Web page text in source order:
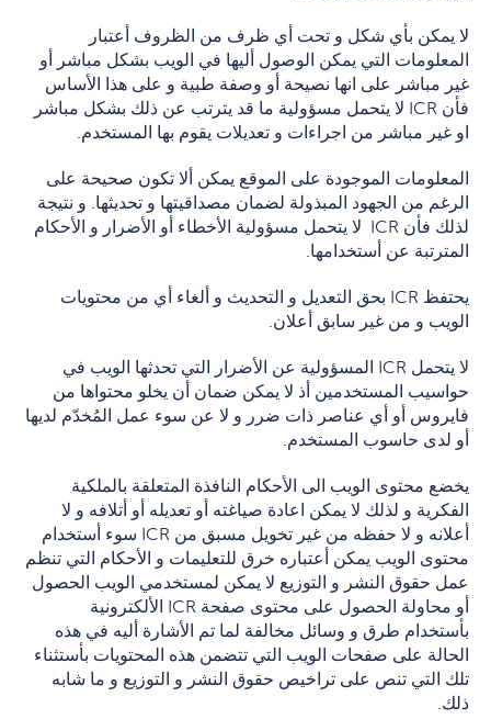
لا يمكن بأي شكل و تحت أي ظرف من الظروف أعتبار
المعلومات التي يمكن الوصول أليها في الويب بشكل مباشر أو
غير مباشر على انها نصيحة أو وصفة طبية و على هذا الأساس
فأن ICR لا يتحمل مسؤولية ما قد يترتب عن ذلك بشكل مباشر
او غير مباشر من اجراءات و تعديلات يقوم بها المستخدم.
المعلومات الموجودة على الموقع يمكن ألا تكون صحيحة على
الرغم من الجهود المبذولة لضمان مصداقيتها و تحديثها. و نتيجة
لذلك فأن ICR لا يتحمل مسؤولية الأخطاء أو الأضرار و الأحكام
المترتبة عن أستخدامها.
يحتفظ ICR بحق التعديل و التحديث و ألغاء أي من محتويات
الويب و من غير سابق أعلان.
لا يتحمل ICR المسؤولية عن الأضرار التي تحدثها الويب في
حواسيب المستخدمين أذ لا يمكن ضمان أن يخلو محتواها من
فايروس أو أي عناصر ذات ضرر و لا عن سوء عمل المُخدّم لديها
أو لدى حاسوب المستخدم.
يخضع محتوى الويب الى الأحكام النافذة المتعلقة بالملكية
الفكرية و لذلك لا يمكن اعادة صياغته أو تعديله أو أتلافه و لا
أعلانه و لا حفظه من غير تخويل مسبق من ICR سوء أستخدام
محتوى الويب يمكن أعتباره خرق للتعليمات و الأحكام التي تنظم
عمل حقوق النشر و التوزيع لا يمكن لمستخدمي الويب الحصول
أو محاولة الحصول على محتوى صفحة ICR الألكترونية
بأستخدام طرق و وسائل مخالفة لما تم الأشارة أليه في هذه
الحالة على صفحات الويب التي تتضمن هذه المحتويات بأستثناء
تلك التي تنص على تراخيص حقوق النشر و التوزيع و ما شابه
ذلك.